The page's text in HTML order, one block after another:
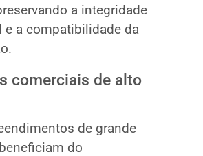
a integridade
e a compatibilidade da
comerciais de alto
de grande
do